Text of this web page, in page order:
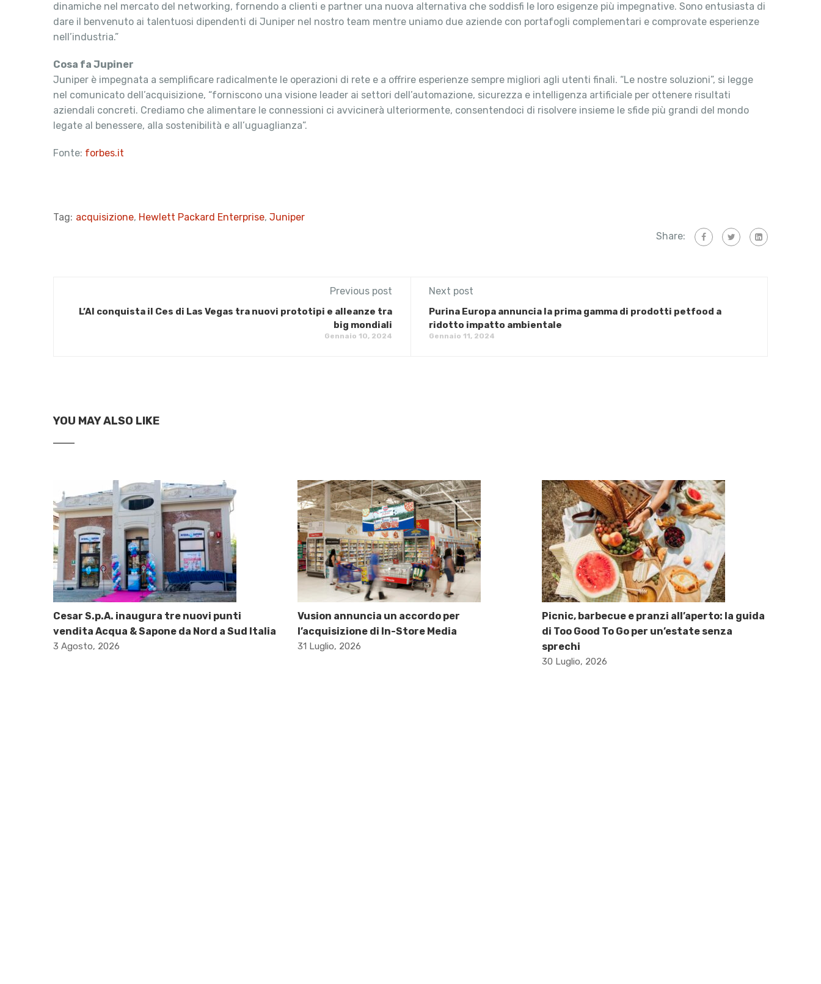
dinamiche nel mercato del networking, fornendo a clienti e partner una nuova alternativa che soddisfi le loro esigenze più impegnative. Sono entusiasta di
dare il benvenuto ai talentuosi dipendenti di Juniper nel nostro team mentre uniamo due aziende con portafogli complementari e comprovate esperienze
nell’industria.”
Cosa fa Jupiner
Juniper è impegnata a semplificare radicalmente le operazioni di rete e a offrire esperienze sempre migliori agli utenti finali. “Le nostre soluzioni”, si legge
nel comunicato dell’acquisizione, “forniscono una visione leader ai settori dell’automazione, sicurezza e intelligenza artificiale per ottenere risultati
aziendali concreti. Crediamo che alimentare le connessioni ci avvicinerà ulteriormente, consentendoci di risolvere insieme le sfide più grandi del mondo
legate al benessere, alla sostenibilità e all’uguaglianza”.
Fonte: forbes.it
Tag: acquisizione, Hewlett Packard Enterprise, Juniper
Share:
Previous post
L’AI conquista il Ces di Las Vegas tra nuovi prototipi e alleanze tra
big mondiali
Gennaio 10, 2024
Next post
Purina Europa annuncia la prima gamma di prodotti petfood a
ridotto impatto ambientale
Gennaio 11, 2024
YOU MAY ALSO LIKE
Cesar S.p.A. inaugura tre nuovi punti
vendita Acqua & Sapone da Nord a Sud Italia
3 Agosto, 2026
Vusion annuncia un accordo per
l’acquisizione di In-Store Media
31 Luglio, 2026
Picnic, barbecue e pranzi all’aperto: la guida
di Too Good To Go per un’estate senza
sprechi
30 Luglio, 2026